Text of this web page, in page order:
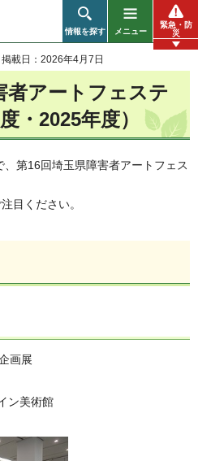
情報を探す メニュー
緊急・防
災
掲載日：2026年4月7日
者アートフェステ
・2025年度）
第16回埼玉県障害者アートフェス
目ください。
画展
ン美術館